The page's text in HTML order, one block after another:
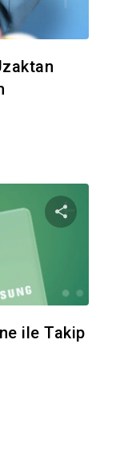
ile Takip